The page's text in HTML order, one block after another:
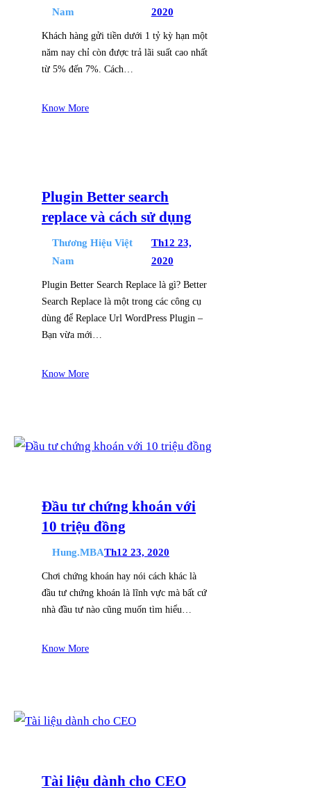
Nam
2020
Khách hàng gửi tiền dưới 1 tỷ kỳ hạn một
năm nay chỉ còn được trả lãi suất cao nhất
từ 5% đến 7%. Cách…
Know More
Plugin Better search
replace và cách sử dụng
Thương Hiệu Việt
Nam
Th12 23,
2020
Plugin Better Search Replace là gì? Better
Search Replace là một trong các công cụ
dùng để Replace Url WordPress Plugin –
Bạn vừa mới…
Know More
Đầu tư chứng khoán với
10 triệu đồng
Hung.MBATh12 23, 2020
Chơi chứng khoán hay nói cách khác là
đầu tư chứng khoán là lĩnh vực mà bất cứ
nhà đầu tư nào cũng muốn tìm hiểu…
Know More
Tài liệu dành cho CEO